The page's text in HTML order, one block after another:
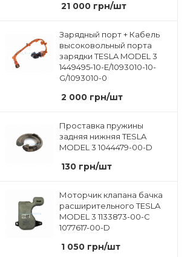
21 000 грн/шт
Зарядный порт + Кабель
высоковольный порта
зарядки TESLA MODEL 3
1449495-10-E/1093010-10-
G/1093010-0
2 000 грн/шт
Проставка пружины
задняя нижняя TESLA
MODEL 3 1044479-00-D
130 грн/шт
Моторчик клапана бачка
расширительного TESLA
MODEL 3 1133873-00-C
1077617-00-D
1 050 грн/шт